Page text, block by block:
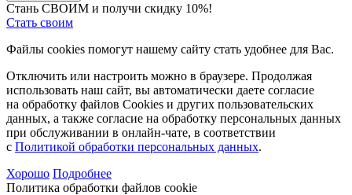
Стань СВОИМ и получи скидку 10%!
Стать своим
Файлы cookies помогут нашему сайту стать удобнее для Вас.
Отключить или настроить можно в браузере. Продолжая
использовать наш сайт, вы автоматически даете согласие
на обработку файлов Cookies и других пользовательских
данных, а также согласие на обработку персональных данных
при обслуживании в онлайн-чате, в соответствии
с Политикой обработки персональных данных.
Хорошо Подробнее
Политика обработки файлов cookie